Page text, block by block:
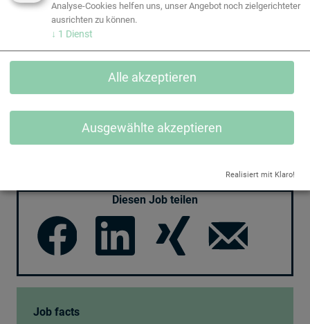
EQUANS Kältetechnik GmbH
Lagerstrasse 8, CH-8953 Dietikon (bei Zürich)
www.equans-kaelte.ch/
EQUANS Kältetechnik GmbH
Moserstrasse 21, CH-3421 Lyssach (bei Bern)
www.equans-kaelte.ch/
EQUANS Kältetechnik GmbH
Diesen Job teilen
Job facts
Analyse-Cookies helfen uns, unser Angebot noch zielgerichteter
ausrichten zu können.
↓ 1 Dienst
Ausgewählte akzeptieren
Alle akzeptieren
Realisiert mit Klaro!